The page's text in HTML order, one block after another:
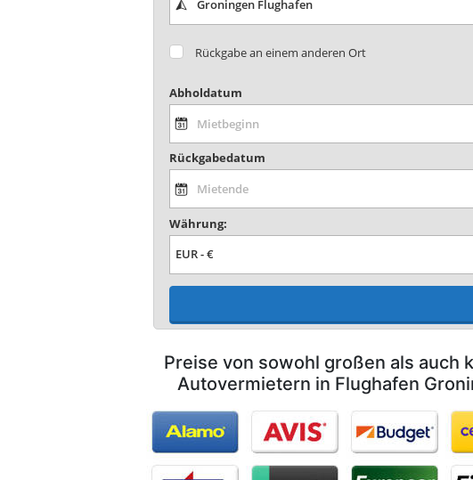
Rückgabe an einem anderen Ort
Abholdatum
Rückgabedatum
Währung:
Preise von sowohl großen als auch
Autovermietern in Flughafen